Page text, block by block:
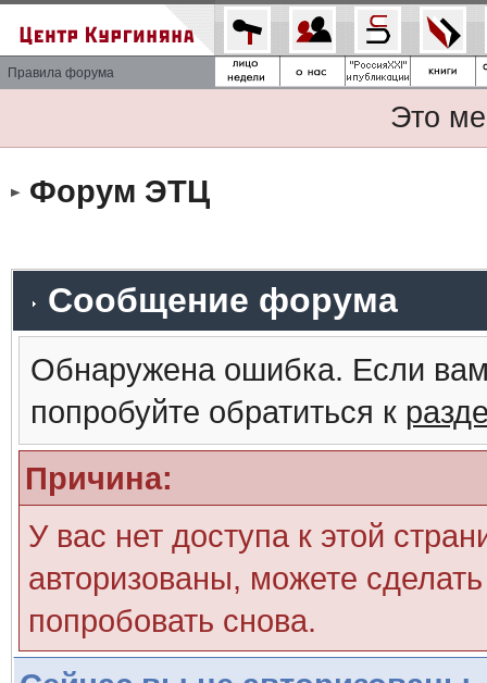
Правила форума
Это
Форум ЭТЦ
Сообщение форума
Обнаружена ошибка. Если
попробуйте обратиться к
Причина:
У вас нет доступа к этой
авторизованы, можете
попробовать снова.